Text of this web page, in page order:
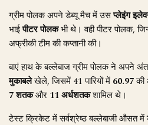
ग्रीम पोलक अपने डेब्यू मैच में उसप्लेइंग
भाईपीटर पोलकभी थे। वही पीटर पोलक,
अफ्रीकी टीम की कप्तानी की।
बाएं हाथ के बल्लेबाज ग्रीम पोलक ने अपने
मुकाबलेखेले, जिसमें 41 पारियों में 60.97
7 शतकऔर 11 अर्धशतकशामिल थे।
टेस्ट क्रिकेट में सर्वश्रेष्ठ बल्लेबाजी औसत में